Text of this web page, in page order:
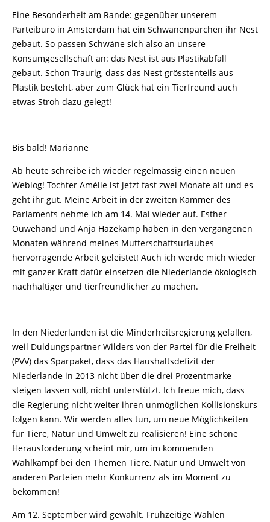
Eine Besonderheit am Rande: gegenüber unserem
Parteibüro in Amsterdam hat ein Schwanenpärchen ihr Nest
gebaut. So passen Schwäne sich also an unsere
Konsumgesellschaft an: das Nest ist aus Plastikabfall
gebaut. Schon Traurig, dass das Nest grösstenteils aus
Plastik besteht, aber zum Glück hat ein Tierfreund auch
etwas Stroh dazu gelegt!
Bis bald! Marianne
Ab heute schreibe ich wieder regelmässig einen neuen
Weblog! Tochter Amélie ist jetzt fast zwei Monate alt und es
geht ihr gut. Meine Arbeit in der zweiten Kammer des
Parlaments nehme ich am 14. Mai wieder auf. Esther
Ouwehand und Anja Hazekamp haben in den vergangenen
Monaten während meines Mutterschaftsurlaubes
hervorragende Arbeit geleistet! Auch ich werde mich wieder
mit ganzer Kraft dafür einsetzen die Niederlande ökologisch
nachhaltiger und tierfreundlicher zu machen.
In den Niederlanden ist die Minderheitsregierung gefallen,
weil Duldungspartner Wilders von der Partei für die Freiheit
(PVV) das Sparpaket, dass das Haushaltsdefizit der
Niederlande in 2013 nicht über die drei Prozentmarke
steigen lassen soll, nicht unterstützt. Ich freue mich, dass
die Regierung nicht weiter ihren unmöglichen Kollisionskurs
folgen kann. Wir werden alles tun, um neue Möglichkeiten
für Tiere, Natur und Umwelt zu realisieren! Eine schöne
Herausforderung scheint mir, um im kommenden
Wahlkampf bei den Themen Tiere, Natur und Umwelt von
anderen Parteien mehr Konkurrenz als im Moment zu
bekommen!
Am 12. September wird gewählt. Frühzeitige Wahlen